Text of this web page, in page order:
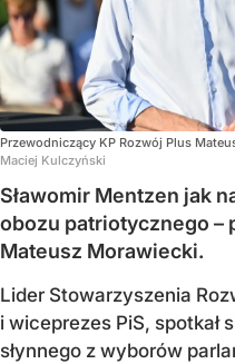
Przewodniczący KP Rozwój Plus
Maciej Kulczyński
Sławomir Mentzen jak
obozu patriotycznego –
Mateusz Morawiecki.
Lider Stowarzyszenia
i wiceprezes PiS, spotkał
słynnego z wyborów